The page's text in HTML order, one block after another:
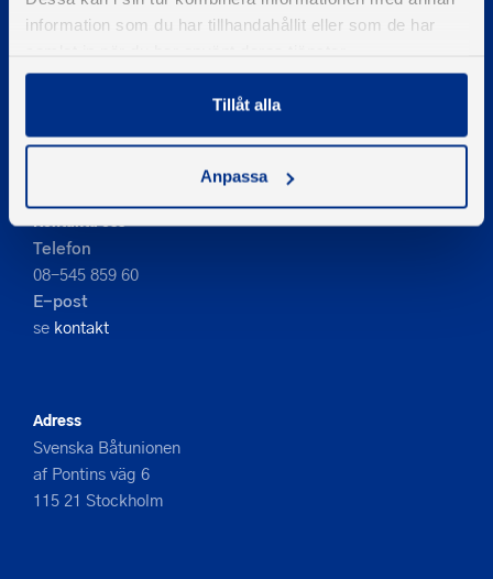
information som du har tillhandahållit eller som de har
Tillåt alla
Anpassa
Telefon
08-545 859 60
E-post
se kontakt
Adress
Svenska Båtunionen
af Pontins väg 6
115 21 Stockholm